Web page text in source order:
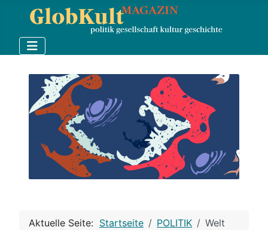
Aktuelle Seite: Startseite POLITIK Welt